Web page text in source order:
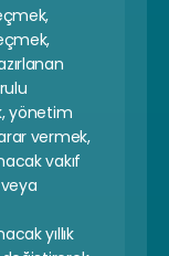
yönetim
vermek,
vakıf
yıllık